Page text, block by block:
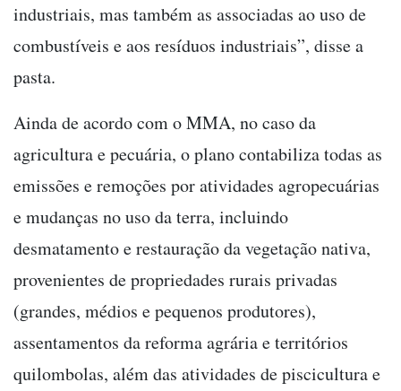
industriais, mas também as associadas ao uso de
combustíveis e aos resíduos industriais”, disse a
pasta.
Ainda de acordo com o MMA, no caso da
agricultura e pecuária, o plano contabiliza todas as
emissões e remoções por atividades agropecuárias
e mudanças no uso da terra, incluindo
desmatamento e restauração da vegetação nativa,
provenientes de propriedades rurais privadas
(grandes, médios e pequenos produtores),
assentamentos da reforma agrária e territórios
quilombolas, além das atividades de piscicultura e